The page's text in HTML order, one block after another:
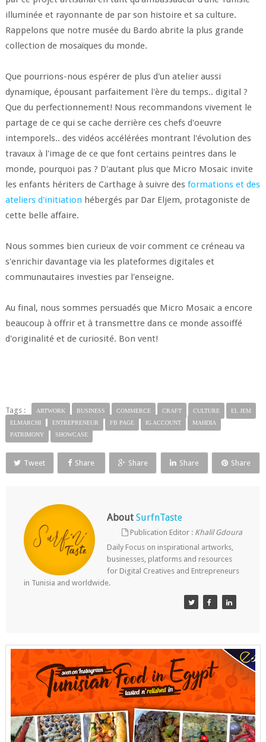
illuminée et rayonnante de par son histoire et sa culture.
Rappelons que notre musée du Bardo abrite la plus grande
collection de mosaïques du monde.
Que pourrions-nous espérer de plus d'un atelier aussi
dynamique, épousant parfaitement l'ère du temps.. digital ?
Que du perfectionnement! Nous recommandons vivement le
partage de ce qui se cache derrière ces chefs d'oeuvre
intemporels.. des vidéos accélérées montrant l'évolution des
travaux à l'image de ce que font certains peintres dans le
monde, pourquoi pas ? D'autant plus que Micro Mosaic invite
les enfants hériters de Carthage à suivre des formations et des
ateliers d'initiation hébergés par Dar Eljem, protagoniste de
cette belle affaire.
Nous sommes bien curieux de voir comment ce créneau va
s'enrichir davantage via les plateformes digitales et
communautaires investies par l'enseigne.
Au final, nous sommes persuadés que Micro Mosaic a encore
beaucoup à offrir et à transmettre dans ce monde assoiffé
d'originalité et de curiosité. Bon vent!
Tags : ARTWORK BUSINESS COMMERCE CRAFT CULTURE
EL JEM
ELMARCHI
ENTREPRENEUR FB PAGE IG ACCOUNT
MAHDIA
PATRIMONY
SHOWCASE
Tweet Share Share Share Share
About SurfnTaste
Publication Editor : Khalil Gdoura
Daily Focus on inspirational artworks,
businesses, platforms and resources
for Digital Creatives and Entrepreneurs
in Tunisia and worldwide.